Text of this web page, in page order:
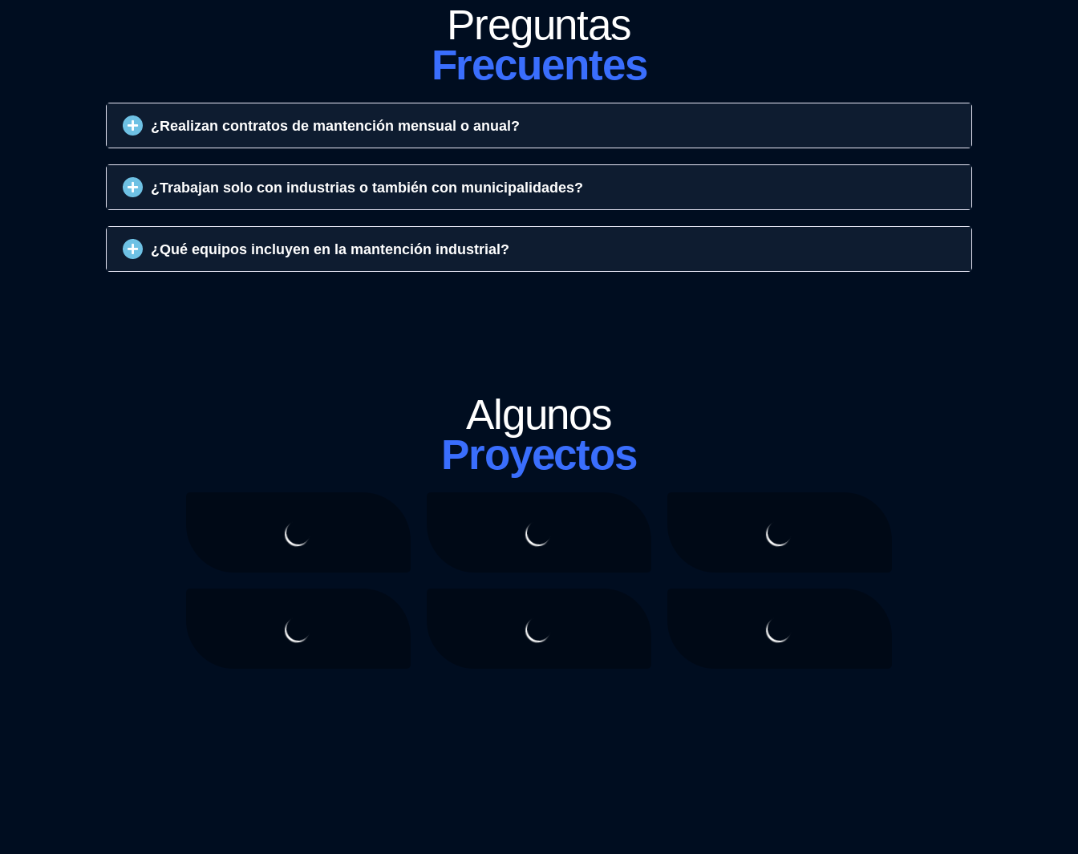
Preguntas
Frecuentes
¿Realizan contratos de mantención mensual o anual?
¿Trabajan solo con industrias o también con municipalidades?
¿Qué equipos incluyen en la mantención industrial?
Algunos
Proyectos